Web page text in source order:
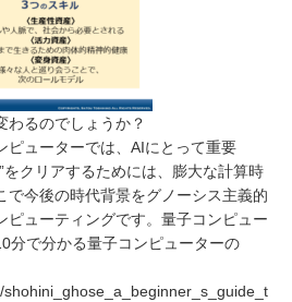
わるのでしょうか？
ピューターでは、AIにとって重要
をクリアするためには、膨大な計算時
で今後の時代背景をグノーシス主義的
ピューティングです。量子コンピュー
分で分かる量子コンピューターの